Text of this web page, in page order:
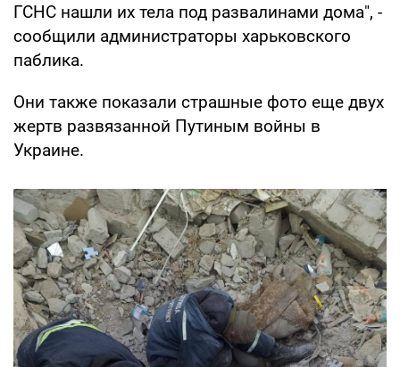
ГСНС нашли их тела под развалинами дома", -
сообщили администраторы харьковского
паблика.
Они также показали страшные фото еще двух
жертв развязанной Путиным войны в
Украине.